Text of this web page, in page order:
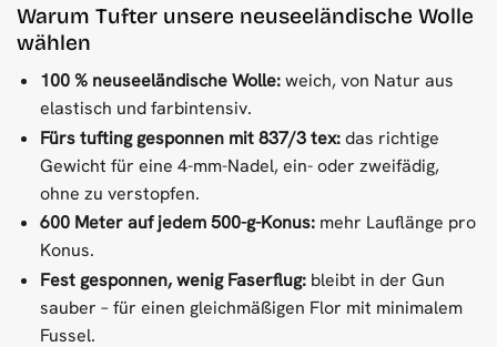
Warum Tufter unsere neuseeländische Wolle
wählen
100 % neuseeländische Wolle:weich, von Natur aus
elastisch und farbintensiv.
Fürs tufting gesponnen mit 837/3 tex:das richtige
Gewicht für eine 4-mm-Nadel, ein- oder zweifädig,
ohne zu verstopfen.
600 Meter auf jedem 500-g-Konus:mehr Lauflänge pro
Konus.
Fest gesponnen, wenig Faserflug:bleibt in der Gun
sauber – für einen gleichmäßigen Flor mit minimalem
Fussel.